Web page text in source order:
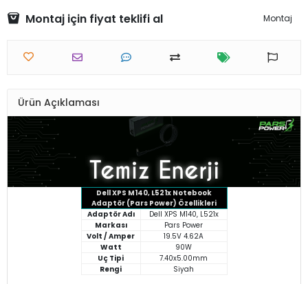
Montaj için fiyat teklifi al Montaj
Ürün Açıklaması
Dell XPS M140, L521x Notebook
Adaptör (Pars Power) Özellikleri
Adaptör Adı
Dell XPS M140, L521x
Markası
Pars Power
Volt / Amper
19.5V 4.62A
Watt
90W
Uç Tipi
7.40x5.00mm
Rengi
Siyah